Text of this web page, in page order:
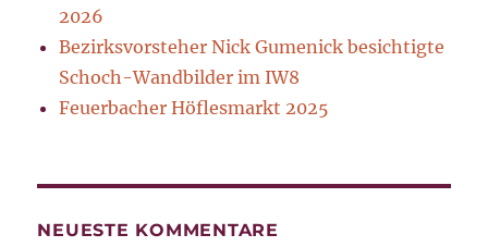
2026
Bezirksvorsteher Nick Gumenick besichtigte
Schoch-Wandbilder im IW8
Feuerbacher Höflesmarkt 2025
NEUESTE KOMMENTARE